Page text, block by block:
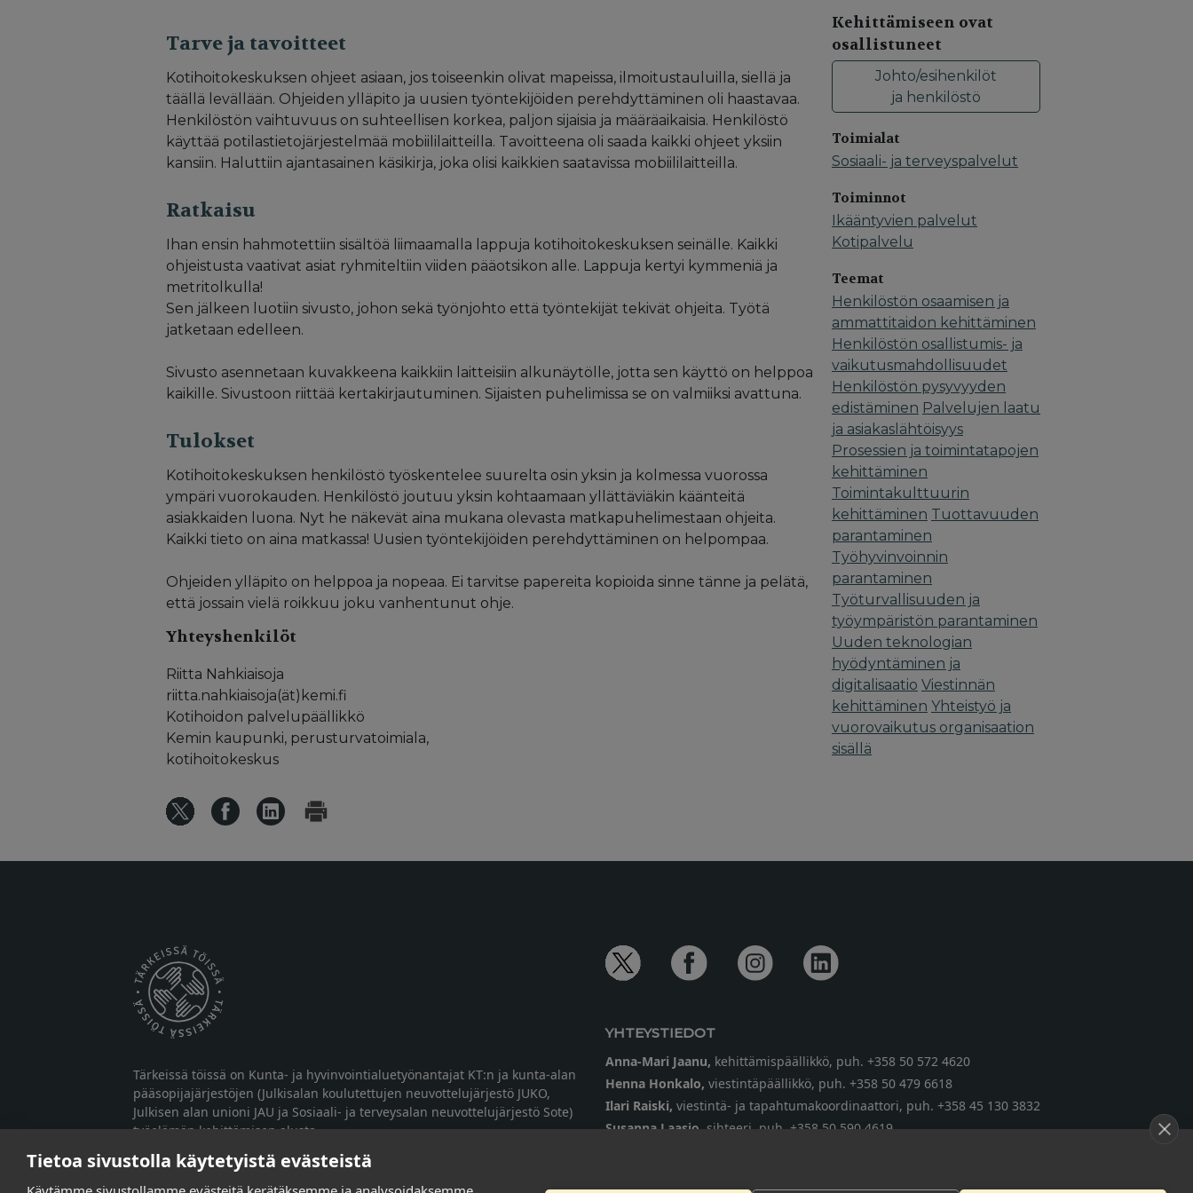
Tarve ja tavoitteet
Kotihoitokeskuksen ohjeet asiaan, jos toiseenkin olivat mapeissa, ilmoitustauluilla, siellä ja
täällä levällään. Ohjeiden ylläpito ja uusien työntekijöiden perehdyttäminen oli haastavaa.
Henkilöstön vaihtuvuus on suhteellisen korkea, paljon sijaisia ja määräaikaisia. Henkilöstö
käyttää potilastietojärjestelmää mobiililaitteilla. Tavoitteena oli saada kaikki ohjeet yksiin
kansiin. Haluttiin ajantasainen käsikirja, joka olisi kaikkien saatavissa mobiililaitteilla.
Ratkaisu
Ihan ensin hahmotettiin sisältöä liimaamalla lappuja kotihoitokeskuksen seinälle. Kaikki
ohjeistusta vaativat asiat ryhmiteltiin viiden pääotsikon alle. Lappuja kertyi kymmeniä ja
metritolkulla!
Sen jälkeen luotiin sivusto, johon sekä työnjohto että työntekijät tekivät ohjeita. Työtä
jatketaan edelleen.
Sivusto asennetaan kuvakkeena kaikkiin laitteisiin alkunäytölle, jotta sen käyttö on helppoa
kaikille. Sivustoon riittää kertakirjautuminen. Sijaisten puhelimissa se on valmiiksi avattuna.
Tulokset
Kotihoitokeskuksen henkilöstö työskentelee suurelta osin yksin ja kolmessa vuorossa
ympäri vuorokauden. Henkilöstö joutuu yksin kohtaamaan yllättäviäkin käänteitä
asiakkaiden luona. Nyt he näkevät aina mukana olevasta matkapuhelimestaan ohjeita.
Kaikki tieto on aina matkassa! Uusien työntekijöiden perehdyttäminen on helpompaa.
Ohjeiden ylläpito on helppoa ja nopeaa. Ei tarvitse papereita kopioida sinne tänne ja pelätä,
että jossain vielä roikkuu joku vanhentunut ohje.
Yhteyshenkilöt
Riitta Nahkiaisoja
riitta.nahkiaisoja(ät)kemi.fi
Kotihoidon palvelupäällikkö
Kemin kaupunki, perusturvatoimiala,
kotihoitokeskus
Kehittämiseen ovat
osallistuneet
Johto/esihenkilöt
ja henkilöstö
Toimialat
Sosiaali- ja terveyspalvelut
Toiminnot
Ikääntyvien palvelut
Kotipalvelu
Teemat
Henkilöstön osaamisen ja
ammattitaidon kehittäminen
Henkilöstön osallistumis- ja
vaikutusmahdollisuudet
Henkilöstön pysyvyyden
edistäminen Palvelujen laatu
ja asiakaslähtöisyys
Prosessien ja toimintatapojen
kehittäminen
Toimintakulttuurin
kehittäminen Tuottavuuden
parantaminen
Työhyvinvoinnin
parantaminen
Työturvallisuuden ja
työympäristön parantaminen
Uuden teknologian
hyödyntäminen ja
digitalisaatio Viestinnän
kehittäminen Yhteistyö ja
vuorovaikutus organisaation
sisällä
Tärkeissä töissä on Kunta- ja hyvinvointialuetyönantajat KT:n ja kunta-alan
pääsopijajärjestöjen (Julkisalan koulutettujen neuvottelujärjestö JUKO,
Julkisen alan unioni JAU ja Sosiaali- ja terveysalan neuvottelujärjestö Sote)
työelämän kehittämisen alusta.
YHTEYSTIEDOT
Anna-Mari Jaanu, kehittämispäällikkö, puh. +358 50 572 4620
Henna Honkalo, viestintäpäällikkö, puh. +358 50 479 6618
Ilari Raiski, viestintä- ja tapahtumakoordinaattori, puh. +358 45 130 3832
Susanna Laasio, sihteeri,puh. +358 50 590 4619
Tietoa sivustolla käytetyistä evästeistä